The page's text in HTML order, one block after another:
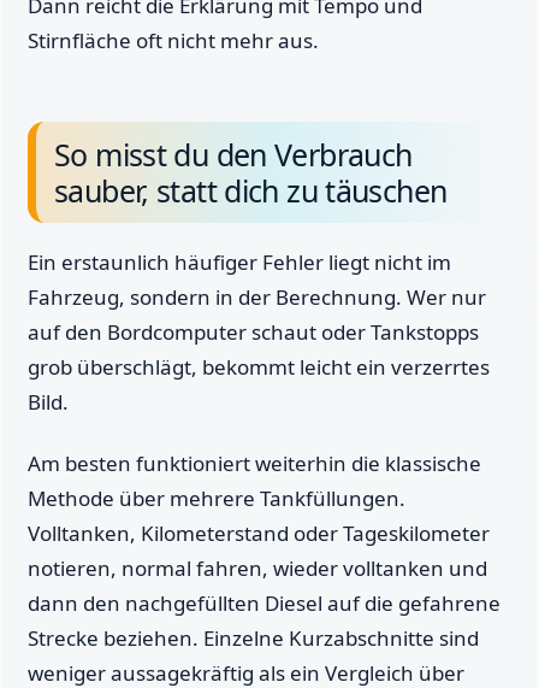
Dann reicht die Erklärung mit Tempo und
Stirnfläche oft nicht mehr aus.
So misst du den Verbrauch
sauber, statt dich zu täuschen
Ein erstaunlich häufiger Fehler liegt nicht im
Fahrzeug, sondern in der Berechnung. Wer nur
auf den Bordcomputer schaut oder Tankstopps
grob überschlägt, bekommt leicht ein verzerrtes
Bild.
Am besten funktioniert weiterhin die klassische
Methode über mehrere Tankfüllungen.
Volltanken, Kilometerstand oder Tageskilometer
notieren, normal fahren, wieder volltanken und
dann den nachgefüllten Diesel auf die gefahrene
Strecke beziehen. Einzelne Kurzabschnitte sind
weniger aussagekräftig als ein Vergleich über